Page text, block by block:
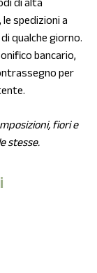
le spedizioni a
qualche giorno.
bancario,
per
fiori e
stesse.